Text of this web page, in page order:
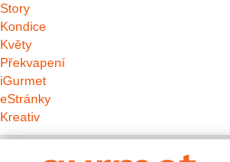
Story
Kondice
Květy
Překvapení
iGurmet
eStránky
Kreativ